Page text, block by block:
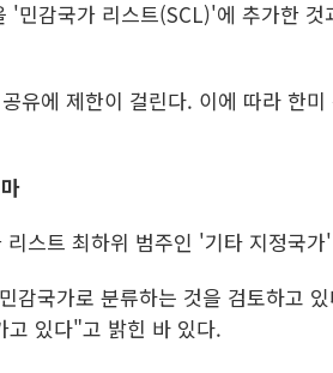
감국가 리스트(SCL)'에 추가한
유에 제한이 걸린다. 이에 따라 한
스트 최하위 범주인 '기타 지정국
감국가로 분류하는 것을 검토하고
고 있다"고 밝힌 바 있다.